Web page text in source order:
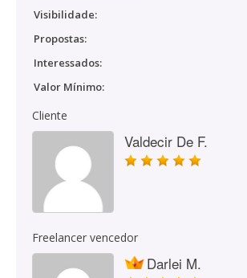
Visibilidade:
Propostas:
Interessados:
Valor Mínimo:
Cliente
Valdecir De F.
Freelancer vencedor
Darlei M.